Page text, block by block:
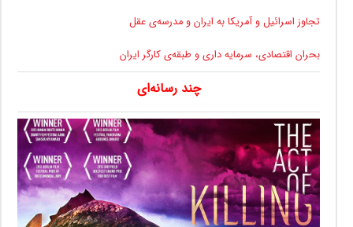
تجاوز اسرائیل و آمریکا به ایران و مدرسه‌ی عقل
بحران اقتصادی، سرمایه داری و طبقه‌ی کارگر ایران
چند رسانه‌ای